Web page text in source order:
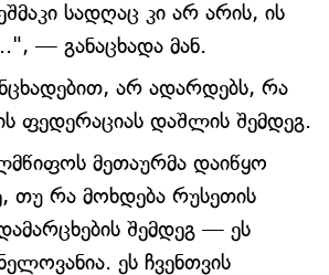
სადღაც კი არ არის, ის
— განაცხადა მან.
არ ადარდებს, რა
ფედერაციას დაშლის შემდეგ.
მეთაურმა დაიწყო
თუ რა მოხდება რუსეთის
შემდეგ — ეს
ეს ჩვენთვის